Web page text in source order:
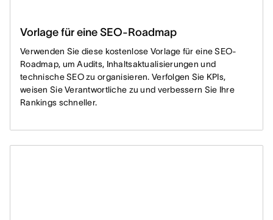
Vorlage für eine SEO-Roadmap
Verwenden Sie diese kostenlose Vorlage für eine SEO-
Roadmap, um Audits, Inhaltsaktualisierungen und
technische SEO zu organisieren. Verfolgen Sie KPIs,
weisen Sie Verantwortliche zu und verbessern Sie Ihre
Rankings schneller.